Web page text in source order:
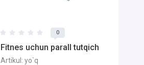
0
Fitnes uchun parall tutqich
Artikul: yo`q